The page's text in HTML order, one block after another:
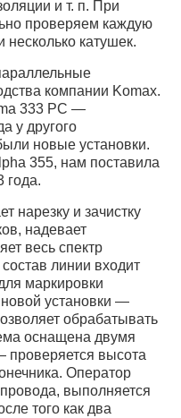
и т. п. При
проверяем каждую
катушек.
компании Komax.
333 PC —
у другого
новые установки.
355, нам поставила
года.
нарезку и зачистку
надевает
весь спектр
линии входит
маркировки
установки —
обрабатывать
оснащена двумя
проверяется высота
Оператор
выполняется
того как два